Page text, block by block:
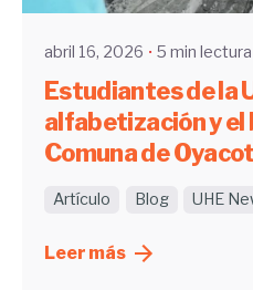
abril 16, 2026 5 min lectura
Estudiantes de la
alfabetización y el
Comuna de
Artículo Blog UHE
Leer más